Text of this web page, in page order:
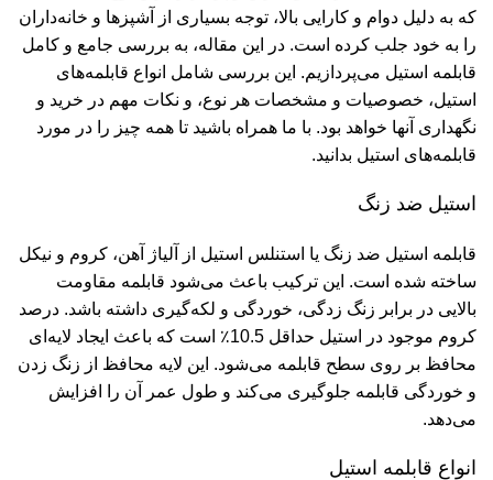
که به دلیل دوام و کارایی بالا، توجه بسیاری از آشپزها و خانه‌داران
را به خود جلب کرده است. در این مقاله، به بررسی جامع و کامل
قابلمه استیل می‌پردازیم. این بررسی شامل انواع قابلمه‌های
استیل، خصوصیات و مشخصات هر نوع، و نکات مهم در خرید و
نگهداری آنها خواهد بود. با ما همراه باشید تا همه چیز را در مورد
قابلمه‌های استیل بدانید.
استیل ضد زنگ
قابلمه استیل ضد زنگ یا استنلس استیل از آلیاژ آهن، کروم و نیکل
ساخته شده است. این ترکیب باعث می‌شود قابلمه مقاومت
بالایی در برابر زنگ زدگی، خوردگی و لکه‌گیری داشته باشد. درصد
کروم موجود در استیل حداقل 10.5٪ است که باعث ایجاد لایه‌ای
محافظ بر روی سطح قابلمه می‌شود. این لایه محافظ از زنگ زدن
و خوردگی قابلمه جلوگیری می‌کند و طول عمر آن را افزایش
می‌دهد.
انواع قابلمه استیل